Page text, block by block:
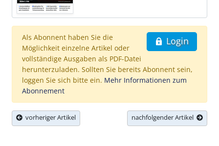
Login
Als Abonnent haben Sie die
Möglichkeit einzelne Artikel oder
vollständige Ausgaben als PDF-Datei
herunterzuladen. Sollten Sie bereits Abonnent sein,
loggen Sie sich bitte ein. Mehr Informationen zum
Abonnement
vorheriger Artikel nachfolgender Artikel